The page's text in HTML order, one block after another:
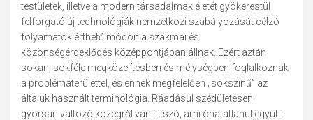
testületek, illetve a modern társadalmak életét gyökerestül
felforgató új technológiák nemzetközi szabályozását célzó
folyamatok érthető módon a szakmai és
közönségérdeklődés középpontjában állnak. Ezért aztán
sokan, sokféle megközelítésben és mélységben foglalkoznak
a problématerülettel, és ennek megfelelően „sokszínű” az
általuk használt terminológia. Ráadásul szédületesen
gyorsan változó közegről van itt szó, ami óhatatlanul együtt